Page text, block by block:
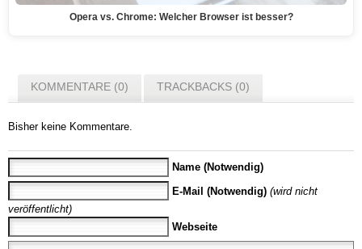
Opera vs. Chrome: Welcher Browser ist besser?
KOMMENTARE (0) TRACKBACKS (0)
Bisher keine Kommentare.
Name (Notwendig)
E-Mail (Notwendig) (wird nicht
veröffentlicht)
Webseite